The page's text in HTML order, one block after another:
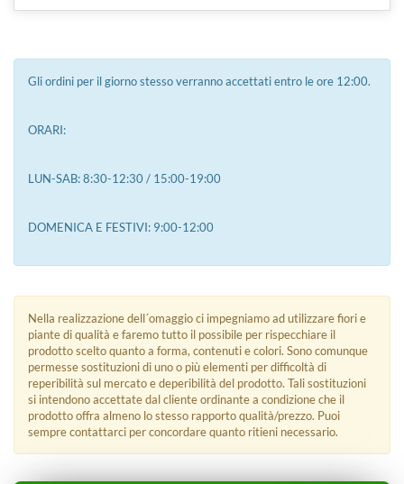
Gli ordini per il giorno stesso verranno accettati entro le ore 12:00.
ORARI:
LUN-SAB: 8:30-12:30 / 15:00-19:00
DOMENICA E FESTIVI: 9:00-12:00
Nella realizzazione dell´omaggio ci impegniamo ad utilizzare fiori e
piante di qualità e faremo tutto il possibile per rispecchiare il
prodotto scelto quanto a forma, contenuti e colori. Sono comunque
permesse sostituzioni di uno o più elementi per difficoltà di
reperibilità sul mercato e deperibilità del prodotto. Tali sostituzioni
si intendono accettate dal cliente ordinante a condizione che il
prodotto offra almeno lo stesso rapporto qualità/prezzo. Puoi
sempre contattarci per concordare quanto ritieni necessario.